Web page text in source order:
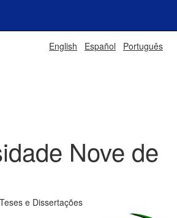
English Español Português
Nove de
e Dissertações